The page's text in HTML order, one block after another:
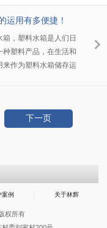
一般就会选择对设备
加牢固，安全牢靠。
运用有多便捷！
，塑料水箱是人们日
塑料产品，在生活和
作为塑料水箱储存运
下一页
案例 关于林辉
权所有